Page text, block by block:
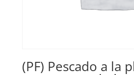
(PF) Pescado a la